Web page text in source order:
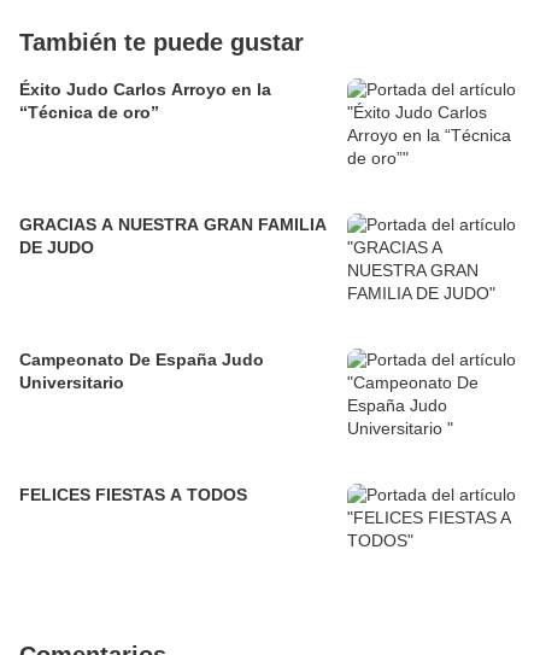
También te puede gustar
Éxito Judo Carlos Arroyo en la
“Técnica de oro”
GRACIAS A NUESTRA GRAN FAMILIA
DE JUDO
Campeonato De España Judo
Universitario
FELICES FIESTAS A TODOS